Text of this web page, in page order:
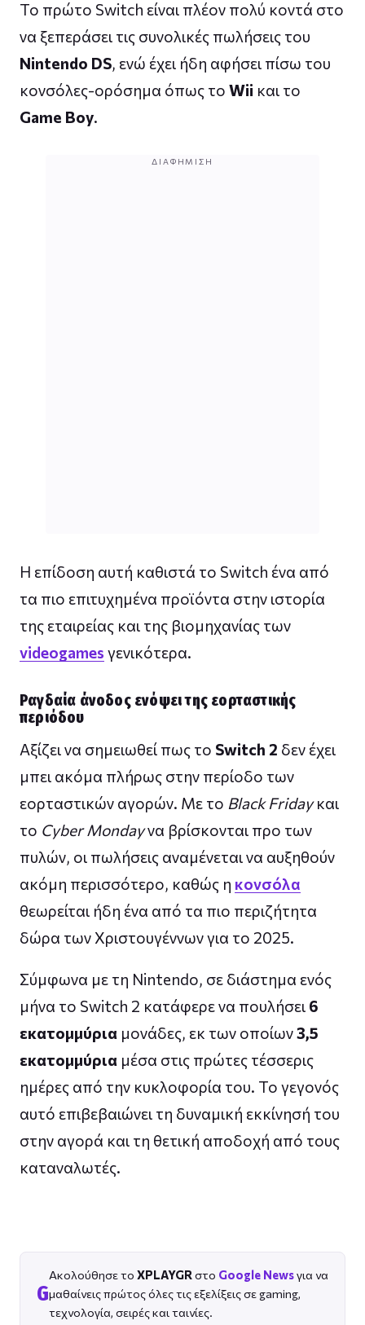
Το πρώτο Switch είναι πλέον πολύ κοντά στο
να ξεπεράσει τις συνολικές πωλήσεις του
Nintendo DS, ενώ έχει ήδη αφήσει πίσω του
κονσόλες-ορόσημα όπως το Wii και το
Game Boy.
ΔΙΑΦΉΜΙΣΗ
Η επίδοση αυτή καθιστά το Switch ένα από
τα πιο επιτυχημένα προϊόντα στην ιστορία
της εταιρείας και της βιομηχανίας των
videogames γενικότερα.
Ραγδαία άνοδος ενόψει της εορταστικής
περιόδου
Αξίζει να σημειωθεί πως το Switch 2 δεν έχει
μπει ακόμα πλήρως στην περίοδο των
εορταστικών αγορών. Με το Black Fridayκαι
το Cyber Mondayνα βρίσκονται προ των
πυλών, οι πωλήσεις αναμένεται να αυξηθούν
ακόμη περισσότερο, καθώς η κονσόλα
θεωρείται ήδη ένα από τα πιο περιζήτητα
δώρα των Χριστουγέννων για το 2025.
Σύμφωνα με τη Nintendo, σε διάστημα ενός
μήνα το Switch 2 κατάφερε να πουλήσει 6
εκατομμύρια μονάδες, εκ των οποίων3,5
εκατομμύρια μέσα στις πρώτες τέσσερις
ημέρες από την κυκλοφορία του. Το γεγονός
αυτό επιβεβαιώνει τη δυναμική εκκίνησή του
στην αγορά και τη θετική αποδοχή από τους
καταναλωτές.
G
Ακολούθησε το XPLAYGR στο Google Newsγια να
μαθαίνεις πρώτος όλες τις εξελίξεις σε gaming,
τεχνολογία, σειρές και ταινίες.